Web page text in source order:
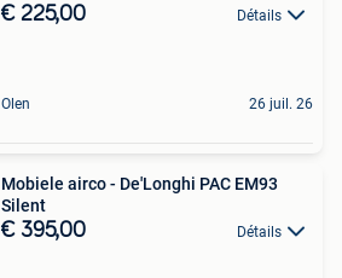
€ 225,00 Détails
Olen 26 juil. 26
Mobiele airco - De'Longhi PAC EM93
Silent
€ 395,00 Détails